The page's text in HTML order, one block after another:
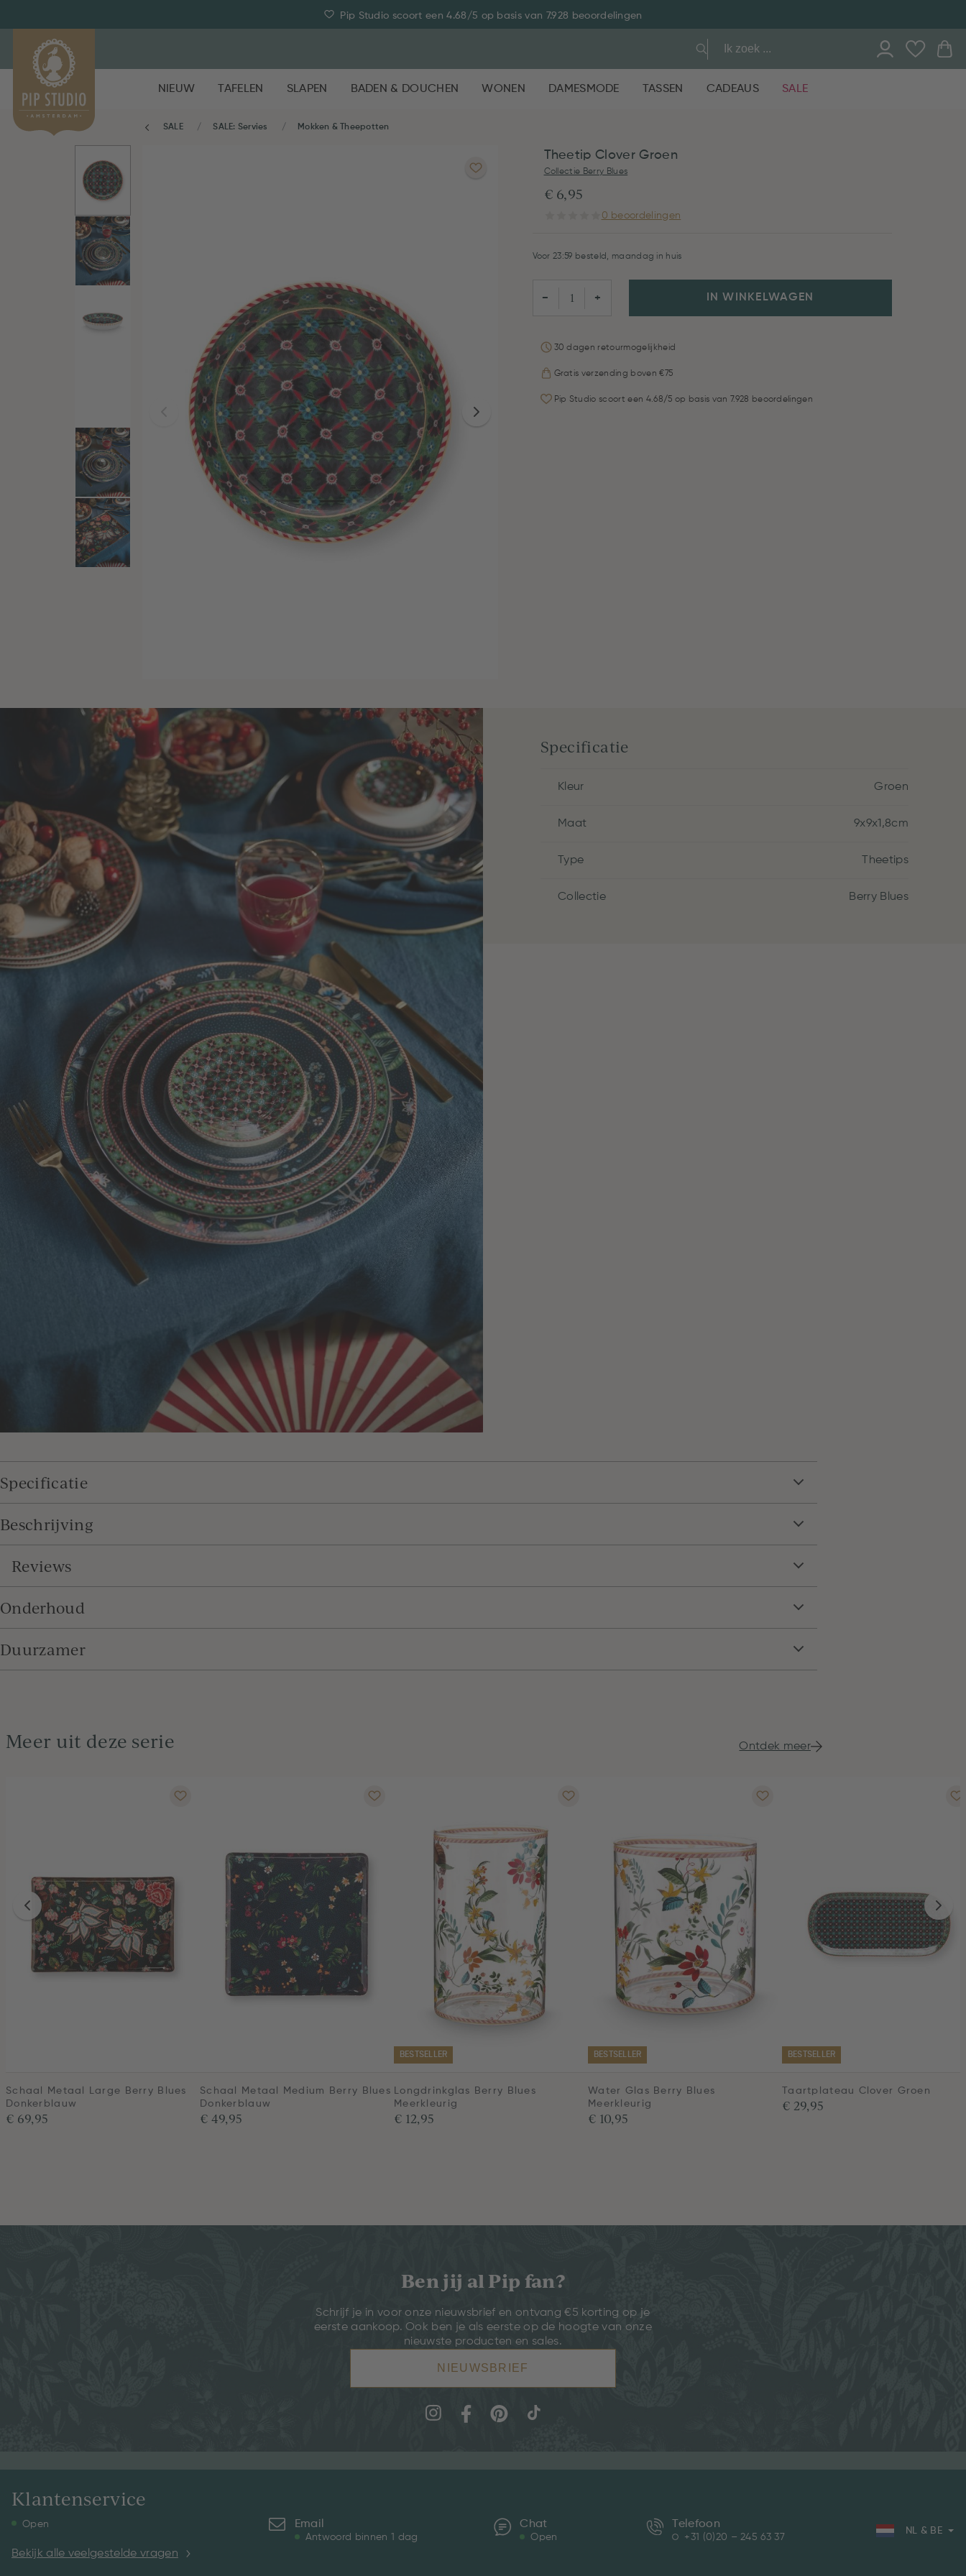
Pip Studio scoort een 4.68/5 op basis van 7.928 beoordelingen
NIEUW TAFELEN SLAPEN BADEN & DOUCHEN WONEN DAMESMODE TASSEN CADEAUS SALE
SALE SALE: Servies Mokken & Theepotten
Theetip Clover Groen
Collectie Berry Blues
€ 6,95
0 beoordelingen
Voor 23:59 besteld, maandag in huis
− + IN WINKELWAGEN
30 dagen retourmogelijkheid
Gratis verzending boven €75
Pip Studio scoort een 4.68/5 op basis van 7.928 beoordelingen
Specificatie
Kleur Groen
Maat 9x9x1,8cm
Type Theetips
Collectie Berry Blues
Specificatie
Beschrijving
Reviews
Onderhoud
Duurzamer
Meer uit deze serie Ontdek meer
Schaal Metaal Large Berry Blues
Donkerblauw
€ 69,95
Schaal Metaal Medium Berry Blues
Donkerblauw
€ 49,95
BESTSELLER
Longdrinkglas Berry Blues
Meerkleurig
€ 12,95
BESTSELLER
Water Glas Berry Blues
Meerkleurig
€ 10,95
BESTSELLER
Taartplateau Clover Groen
€ 29,95
Ben jij al Pip fan?
Schrijf je in voor onze nieuwsbrief en ontvang €5 korting op je
eerste aankoop. Ook ben je als eerste op de hoogte van onze
nieuwste producten en sales.
NIEUWSBRIEF
Klantenservice
Open
Bekijk alle veelgestelde vragen
Email
Antwoord binnen 1 dag
Chat
Open
Telefoon
+31 (0)20 – 245 63 37
NL & BE